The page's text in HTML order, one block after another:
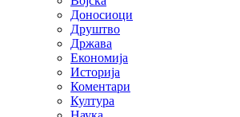
Доносиоци
Друштво
Држава
Економија
Историја
Коментари
Култура